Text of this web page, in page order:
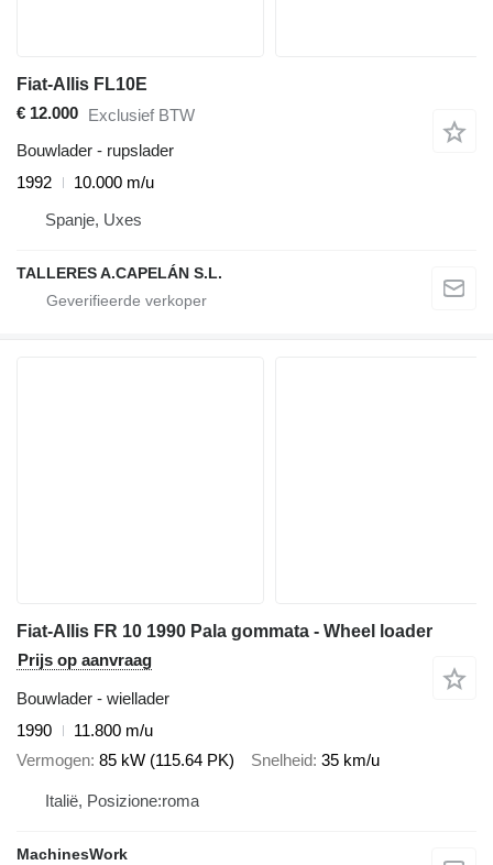
Fiat-Allis FL10E
€ 12.000 Exclusief BTW
Bouwlader - rupslader
1992
10.000 m/u
Spanje, Uxes
TALLERES A.CAPELÁN S.L.
Fiat-Allis FR 10 1990 Pala gommata - Wheel loader
Prijs op aanvraag
Bouwlader - wiellader
1990
11.800 m/u
Vermogen 85 kW (115.64 PK) Snelheid 35 km/u
Italië, Posizione:roma
MachinesWork